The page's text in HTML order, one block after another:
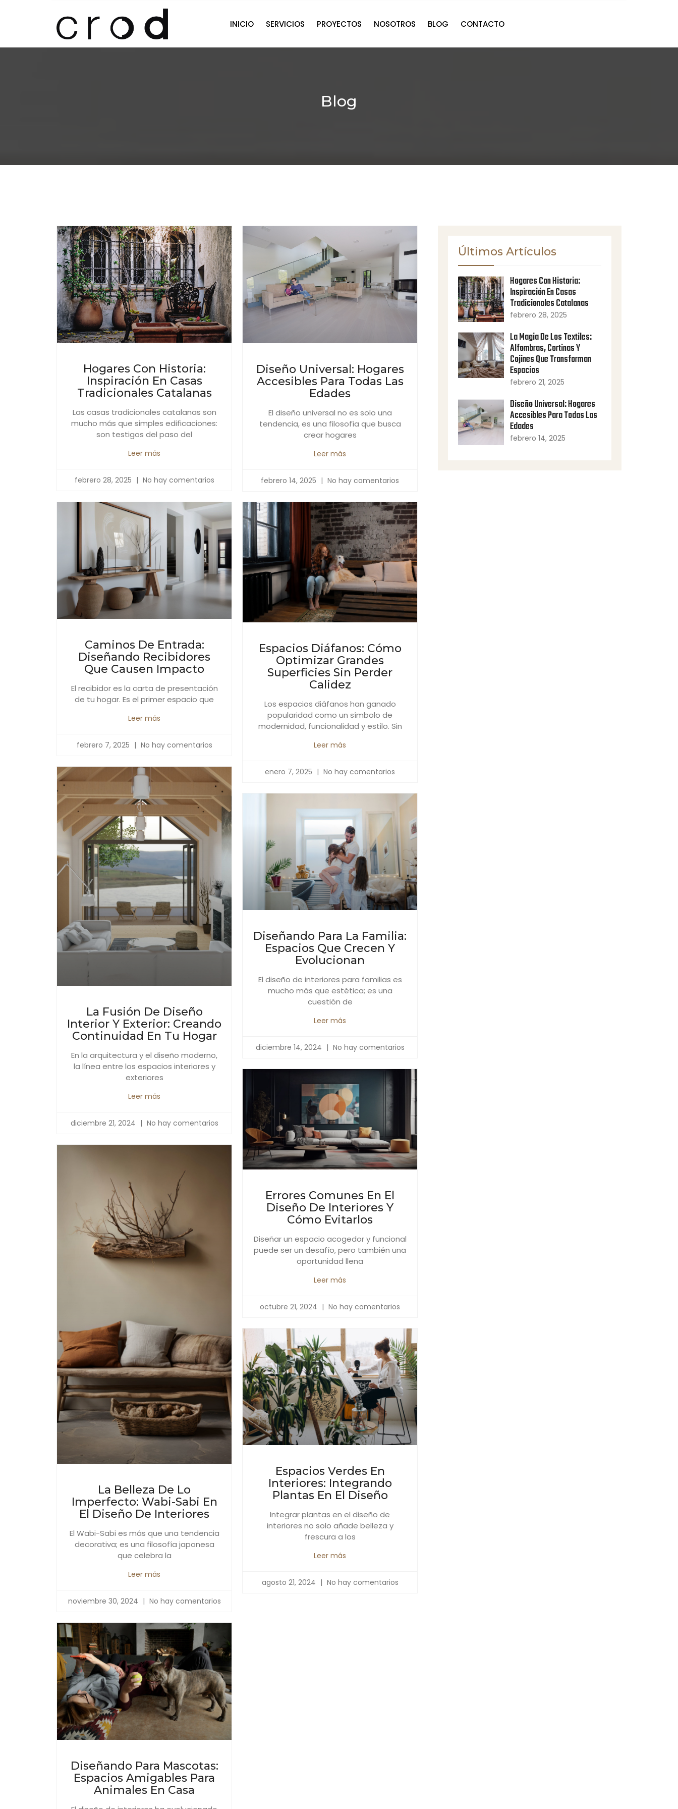
INICIO SERVICIOS PROYECTOS NOSOTROS BLOG CONTACTO
Blog
Hogares Con Historia:
Inspiración En Casas
Tradicionales Catalanas
Las casas tradicionales catalanas son
mucho más que simples edificaciones:
son testigos del paso del
Leer más
febrero 28, 2025 No hay comentarios
Diseño Universal: Hogares
Accesibles Para Todas Las
Edades
El diseño universal no es solo una
tendencia, es una filosofía que busca
crear hogares
Leer más
febrero 14, 2025 No hay comentarios
Caminos De Entrada:
Diseñando Recibidores
Que Causen Impacto
El recibidor es la carta de presentación
de tu hogar. Es el primer espacio que
Leer más
febrero 7, 2025 No hay comentarios
Espacios Diáfanos: Cómo
Optimizar Grandes
Superficies Sin Perder
Calidez
Los espacios diáfanos han ganado
popularidad como un símbolo de
modernidad, funcionalidad y estilo. Sin
Leer más
enero 7, 2025 No hay comentarios
La Fusión De Diseño
Interior Y Exterior: Creando
Continuidad En Tu Hogar
En la arquitectura y el diseño moderno,
la línea entre los espacios interiores y
exteriores
Leer más
diciembre 21, 2024 No hay comentarios
Diseñando Para La Familia:
Espacios Que Crecen Y
Evolucionan
El diseño de interiores para familias es
mucho más que estética; es una
cuestión de
Leer más
diciembre 14, 2024 No hay comentarios
La Belleza De Lo
Imperfecto: Wabi-Sabi En
El Diseño De Interiores
El Wabi-Sabi es más que una tendencia
decorativa; es una filosofía japonesa
que celebra la
Leer más
noviembre 30, 2024 No hay comentarios
Errores Comunes En El
Diseño De Interiores Y
Cómo Evitarlos
Diseñar un espacio acogedor y funcional
puede ser un desafío, pero también una
oportunidad llena
Leer más
octubre 21, 2024 No hay comentarios
Diseñando Para Mascotas:
Espacios Amigables Para
Animales En Casa
Espacios Verdes En
Interiores: Integrando
Plantas En El Diseño
Integrar plantas en el diseño de
interiores no solo añade belleza y
frescura a los
Leer más
agosto 21, 2024 No hay comentarios
Últimos Artículos
Hogares Con Historia:
Inspiración En Casas
Tradicionales Catalanas
febrero 28, 2025
La Magia De Los Textiles:
Alfombras, Cortinas Y
Cojines Que Transforman
Espacios
febrero 21, 2025
Diseño Universal: Hogares
Accesibles Para Todas Las
Edades
febrero 14, 2025